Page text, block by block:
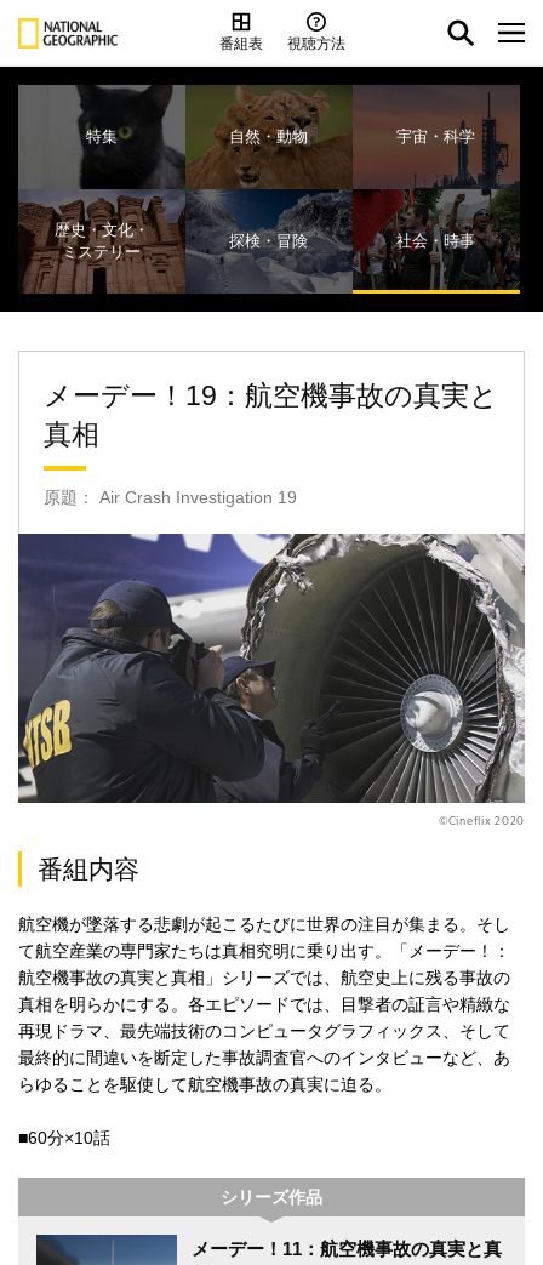
番組表 視聴方法
特集 自然・動物 宇宙・科学
歴史・文化・
ミステリー
探検・冒険 社会・時事
メーデー！19：航空機事故の真実と
真相
原題： Air Crash Investigation 19
©Cineflix 2020
番組内容
航空機が墜落する悲劇が起こるたびに世界の注目が集まる。そし
て航空産業の専門家たちは真相究明に乗り出す。「メーデー！：
航空機事故の真実と真相」シリーズでは、航空史上に残る事故の
真相を明らかにする。各エピソードでは、目撃者の証言や精緻な
再現ドラマ、最先端技術のコンピュータグラフィックス、そして
最終的に間違いを断定した事故調査官へのインタビューなど、あ
らゆることを駆使して航空機事故の真実に迫る。
■60分×10話
シリーズ作品
メーデー！11：航空機事故の真実と真